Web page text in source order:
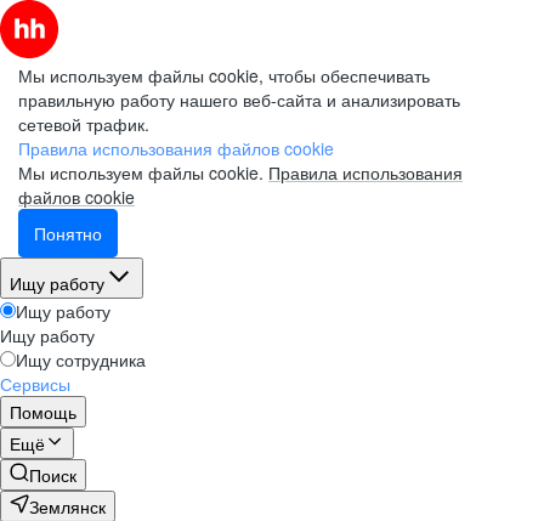
Мы используем файлы cookie, чтобы обеспечивать
правильную работу нашего веб-сайта и анализировать
сетевой трафик.
Правила использования файлов cookie
Мы используем файлы cookie. Правила использования
файлов cookie
Понятно
Ищу работу
Ищу работу
Ищу работу
Ищу сотрудника
Сервисы
Помощь
Ещё
Поиск
Землянск